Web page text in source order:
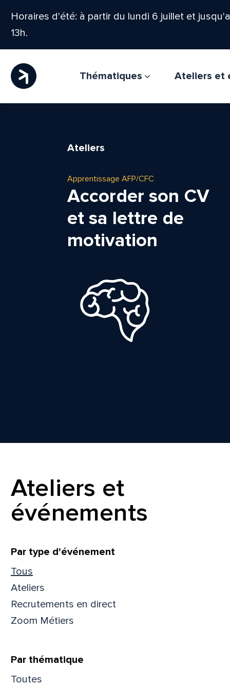
Horaires d'été: à partir du lundi 6 juillet et
13h.
Thématiques Ateliers et
Ateliers
Apprentissage AFP/CFC
Accorder son CV
et sa lettre de
motivation
Ateliers et
événements
Filtrer
Par type d'événement
Tous
Ateliers
Recrutements en direct
Zoom Métiers
Par thématique
Toutes